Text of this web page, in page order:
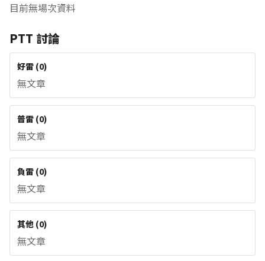
目前無場次資料
PTT 討論
好雷 (0)
無文章
普雷 (0)
無文章
負雷 (0)
無文章
其他 (0)
無文章